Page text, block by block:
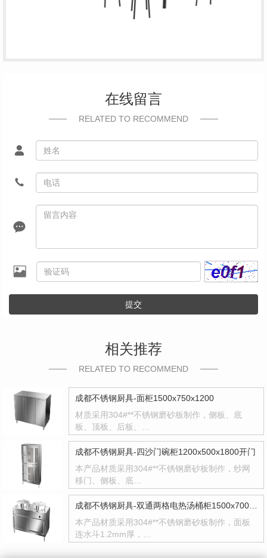
在线留言
RELATED TO RECOMMEND
提交
相关推荐
RELATED TO RECOMMEND
成都不锈钢厨具-面柜1500x750x1200
材质采用304#**不锈钢磨砂板制作，侧板、底
板、顶板、后板、…
成都不锈钢厨具-四沙门碗柜1200x500x1800开门
本产品材质采用304#**不锈钢磨砂板制作，纱网
移门、侧板、底…
成都不锈钢厨具-双通两格电热汤桶柜1500x700x800
本产品材质采用304#**不锈钢磨砂板制作，面板
连水斗1.2mm厚，…